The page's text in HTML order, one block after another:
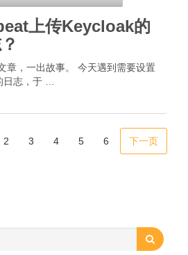
上传Keycloak的
章，一出故事。 今天遇到需要设置
志，于 …
2 3 4 5 6 下一页